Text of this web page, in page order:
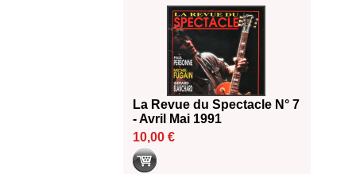
La Revue du Spectacle N° 7
- Avril Mai 1991
10,00 €